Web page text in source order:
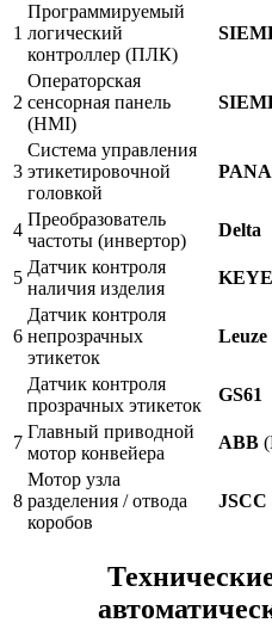
1
Программируемый
логический
контроллер (ПЛК)
2
Операторская
сенсорная панель
(HMI)
3
Система управления
этикетировочной
головкой
4
Преобразователь
частоты (инвертор)
Delta
5
Датчик контроля
наличия изделия
6
Датчик контроля
непрозрачных
этикеток
Leuze
Датчик контроля
прозрачных этикеток
GS61
7
Главный приводной
мотор конвейера
ABB
8
Мотор узла
разделения / отвода
коробов
JSCC